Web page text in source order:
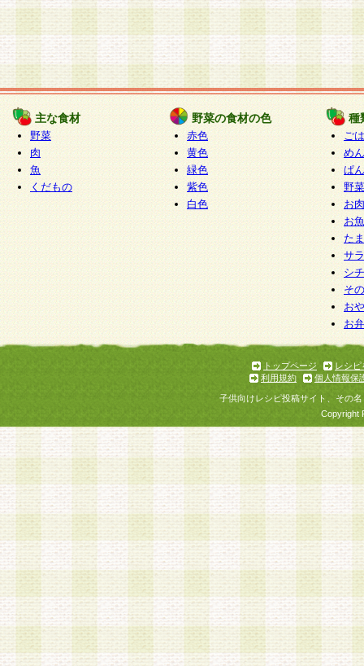
主な食材
野菜
肉
魚
くだもの
野菜の食材の色
赤色
黄色
緑色
紫色
白色
種
ご
めん
ぱん
野
お
お
た
サ
シ
そ
お
お
トップページ
レシピ
利用規約
個人情報保
子供向けレシピ投稿サイト、その
Copyright